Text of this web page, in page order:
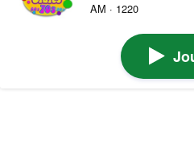
AM · 1220